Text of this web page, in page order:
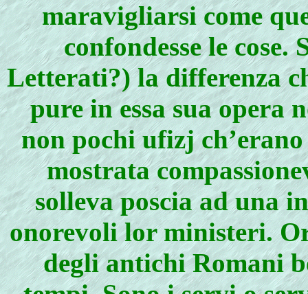
maravigliarsi come
confondesse le cose.
Letterati?) la differenza
pure in essa sua opera
non pochi ufizj
mostrata
solleva poscia ad una
onorevoli lor ministeri.
degli antichi Romani